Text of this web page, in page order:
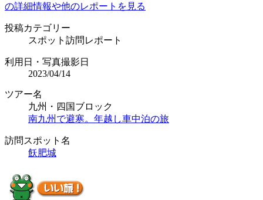
の詳細情報や他のレポートを見る
投稿カテゴリー
スポット訪問レポート
利用日・写真撮影日
2023/04/14
ツアー名
九州・四国ブロック
南九州で避寒。年越し車中泊の旅
訪問スポット名
飫肥城